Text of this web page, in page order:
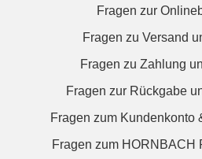
Fragen zur
Fragen zu Versand
Fragen zu Zahlung
Fragen zur Rückgabe
Fragen zum Kundenkonto
Fragen zum HORNBACH